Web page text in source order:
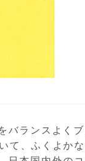
バランスよく
て、ふくよかな